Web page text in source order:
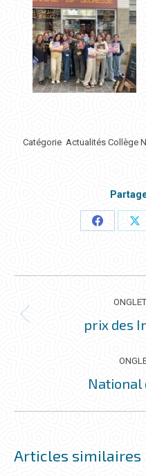
Catégorie Actualités Collège
Partager
NAVIGATION
DE
COMMENTAIREprix des
National
Articles similaires